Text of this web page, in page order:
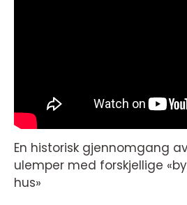
En historisk gjennomgang
ulemper med forskjellige
hus»